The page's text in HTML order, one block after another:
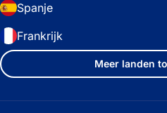
Spanje
Frankrijk
Meer landen